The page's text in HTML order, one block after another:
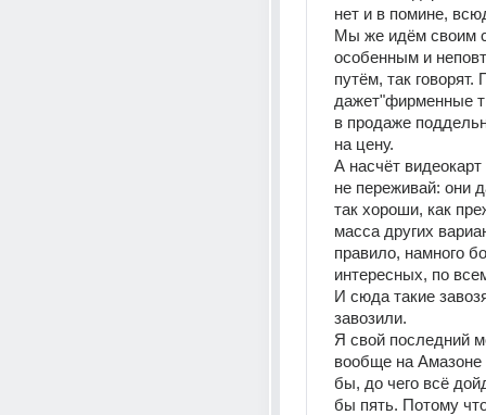
нет и в помине,
Мы же идём своим
особенным и
путём, так говорят.
дажет"фирменные
в продаже
на цену.
А насчёт
не переживай: они
так хороши, как
масса других
правило, намного
интересных, по
И сюда такие
завозили.
Я свой последний
вообще на Амазоне
бы, до чего всё
бы пять. Потому